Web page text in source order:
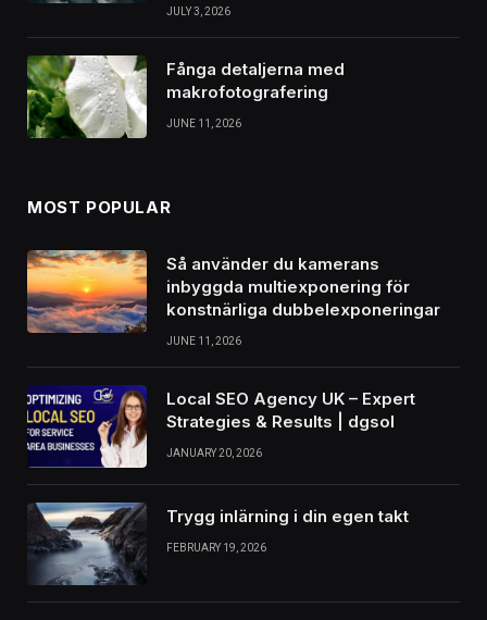
JULY 3, 2026
Fånga detaljerna med
makrofotografering
JUNE 11, 2026
MOST POPULAR
Så använder du kamerans
inbyggda multiexponering för
konstnärliga dubbelexponeringar
JUNE 11, 2026
Local SEO Agency UK – Expert
Strategies & Results | dgsol
JANUARY 20, 2026
Trygg inlärning i din egen takt
FEBRUARY 19, 2026